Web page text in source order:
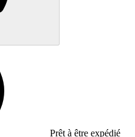
Prêt à être expédié